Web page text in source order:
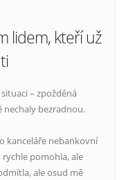
lidem, kteří už
– zpožděná
bezradnou.
kanceláře nebankovní
pomohla, ale
ale osud mě